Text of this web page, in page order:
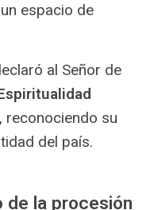
espacio de
al Señor de
, reconociendo su
del país.
de la procesión